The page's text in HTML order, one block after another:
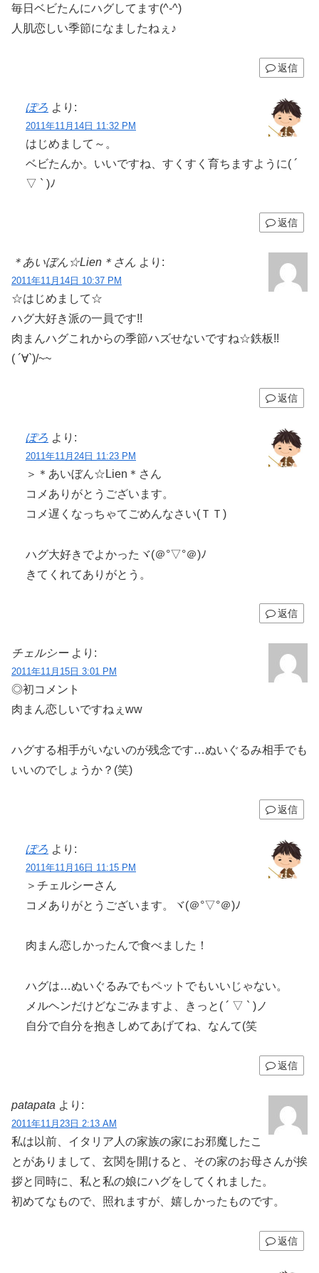
毎日ベビたんにハグしてます(^-^)
人肌恋しい季節になましたねぇ♪
返信
ぽろ より:
2011年11月14日 11:32 PM
はじめまして～。
ベビたんか。いいですね、すくすく育ちますように( ´
▽ ` )ﾉ
返信
＊あいぼん☆Lien＊さん より:
2011年11月14日 10:37 PM
☆はじめまして☆
ハグ大好き派の一員です!!
肉まんハグこれからの季節ハズせないですね☆鉄板!!
( ´∀`)/~~
返信
ぽろ より:
2011年11月24日 11:23 PM
＞＊あいぼん☆Lien＊さん
コメありがとうございます。
コメ遅くなっちゃてごめんなさい(ＴＴ)
ハグ大好きでよかったヾ(＠°▽°＠)ﾉ
きてくれてありがとう。
返信
チェルシー より:
2011年11月15日 3:01 PM
◎初コメント
肉まん恋しいですねぇww
ハグする相手がいないのが残念です…ぬいぐるみ相手でも
いいのでしょうか？(笑)
返信
ぽろ より:
2011年11月16日 11:15 PM
＞チェルシーさん
コメありがとうございます。ヾ(＠°▽°＠)ﾉ
肉まん恋しかったんで食べました！
ハグは…ぬいぐるみでもペットでもいいじゃない。
メルヘンだけどなごみますよ、きっと( ´ ▽ ` )ノ
自分で自分を抱きしめてあげてね、なんて(笑
返信
patapata より:
2011年11月23日 2:13 AM
私は以前、イタリア人の家族の家にお邪魔したこ
とがありまして、玄関を開けると、その家のお母さんが挨
拶と同時に、私と私の娘にハグをしてくれました。
初めてなもので、照れますが、嬉しかったものです。
返信